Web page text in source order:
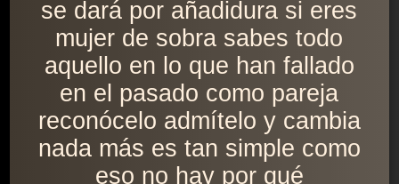
se dará por añadidura si eres
mujer de sobra sabes todo
aquello en lo que han fallado
en el pasado como pareja
reconócelo admítelo y cambia
nada más es tan simple como
eso no hay por qué